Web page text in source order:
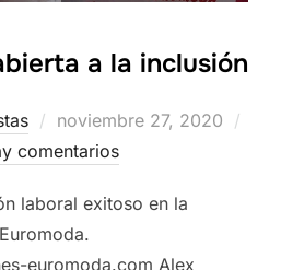
a la inclusión
Publicado
el
noviembre 27, 2020
comentarios
laboral exitoso en la
euromoda.com Alex